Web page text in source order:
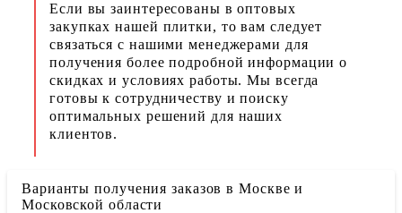
Если вы заинтересованы в оптовых
закупках нашей плитки, то вам следует
связаться с нашими менеджерами для
получения более подробной информации о
скидках и условиях работы. Мы всегда
готовы к сотрудничеству и поиску
оптимальных решений для наших
клиентов.
Варианты получения заказов в Москве и
Московской области